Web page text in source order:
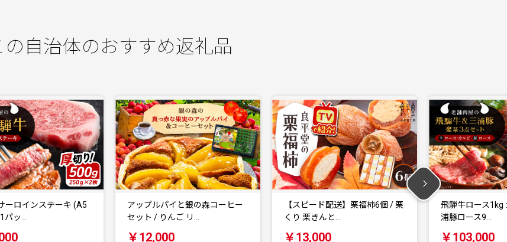
の自治体のおすすめ返礼品
パイと銀の森コーヒー
りんご リ…
【スピード配送】栗福柿6個 / 栗
くり 栗きんと…
￥13,000
飛騨牛ロース1kg カルビ700g 三
浦豚ロース9…
￥103,000
飛騨牛 サーロイ
ランク) 1パッ…
￥34,000